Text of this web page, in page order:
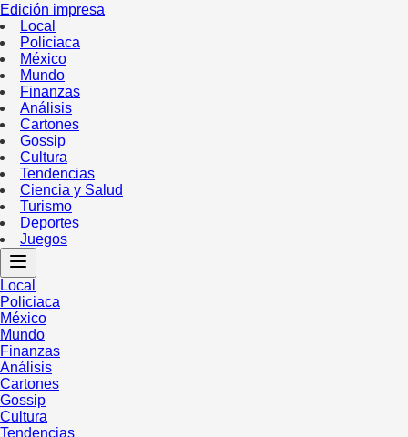
Edición impresa
Local
Policiaca
México
Mundo
Finanzas
Análisis
Cartones
Gossip
Cultura
Tendencias
Ciencia y Salud
Turismo
Deportes
Juegos
Local
Policiaca
México
Mundo
Finanzas
Análisis
Cartones
Gossip
Cultura
Tendencias